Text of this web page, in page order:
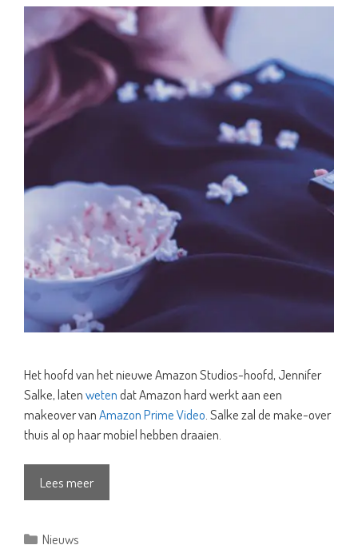
Het hoofd van het nieuwe Amazon Studios-hoofd, Jennifer
Salke, latenwetendat Amazon hard werkt aan een
makeover vanAmazon Prime Video . Salke zal de make-over
thuis al op haar mobiel hebben draaien.
Lees meer
Categorieën
Nieuws